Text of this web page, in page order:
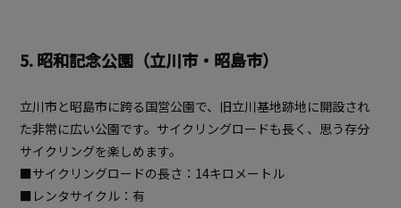
5. 昭和記念公園（立川市・昭島市）
立川市と昭島市に跨る国営公園で、旧立川基地跡地に開設され
た非常に広い公園です。サイクリングロードも長く、思う存分
サイクリングを楽しめます。
■サイクリングロードの長さ：14キロメートル
■レンタサイクル：有